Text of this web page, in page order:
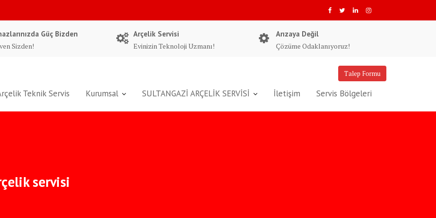
Güç Bizden
Sizden!
Arçelik Servisi
Evinizin Teknoloji Uzmanı!
Arızaya Değil
Çözüme Odaklanıyoruz!
Talep Formu
Teknik Servis Kurumsal SULTANGAZİ ARÇELİK SERVİSİ İletişim Servis Bölgeleri
servisi